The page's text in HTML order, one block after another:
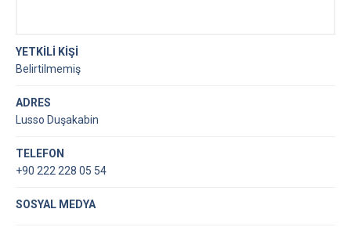
YETKİLİ KİŞİ
Belirtilmemiş
ADRES
Lusso Duşakabin
TELEFON
+90 222 228 05 54
SOSYAL MEDYA